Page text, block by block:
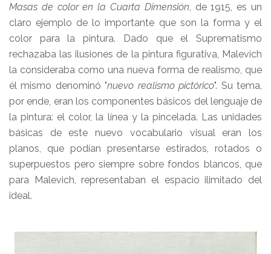
Masas de color en la Cuarta Dimensión, de 1915, es un
claro ejemplo de lo importante que son la forma y el
color para la pintura. Dado que el Suprematismo
rechazaba las ilusiones de la pintura figurativa, Malevich
la consideraba como una nueva forma de realismo, que
él mismo denominó "nuevo realismo pictórico". Su tema,
por ende, eran los componentes básicos del lenguaje de
la pintura: el color, la línea y la pincelada. Las unidades
básicas de este nuevo vocabulario visual eran los
planos, que podían presentarse estirados, rotados o
superpuestos pero siempre sobre fondos blancos, que
para Malevich, representaban el espacio ilimitado del
ideal.